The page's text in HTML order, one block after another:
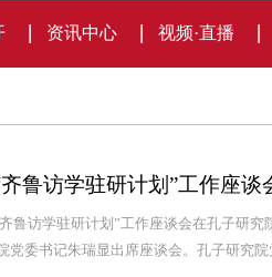
资讯中心 视频·直播
鲁访学驻研计划”工作座谈
鲁访学驻研计划”工作座谈会在孔子研
委书记朱瑞显出席座谈会。孔子研究院